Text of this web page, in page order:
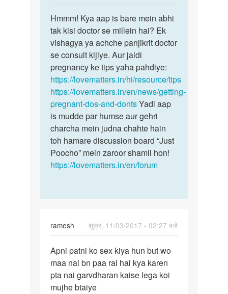
to
Mam
sperm
count
badaye
ja
by
Dangi
Hmmm!
Kya
aap
is
bare
mein
Hmmm! Kya aap is bare mein abhi
tak kisi doctor se millein hai? Ek
vishagya ya achche panjikrit doctor
se consult kijiye. Aur jaldi
pregnancy ke tips yaha pahdiye:
https://lovematters.in/hi/resource/tips
https://lovematters.in/en/news/getting-
pregnant-dos-and-dontsYadi aap
is mudde par humse aur gehri
charcha mein judna chahte hain
toh hamare discussion board “Just
Poocho” mein zaroor shamil hon!
https://lovematters.in/en/forum
ramesh
शुक्र, 11/03/2017 - 02:27 बजे
Apni
patni
ko
sex
Apni patni ko sex kiya hun but wo
maa nai bn paa rai hai kya karen
pta nai garvdharan kaise lega koi
mujhe btaiye